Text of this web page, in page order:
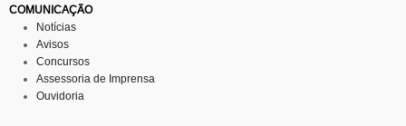
COMUNICAÇÃO
Notícias
Avisos
Concursos
Assessoria de Imprensa
Ouvidoria